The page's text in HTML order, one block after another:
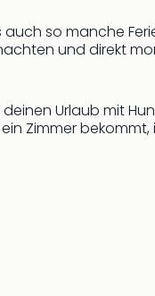
so manche
und direkt
Urlaub mit
Zimmer